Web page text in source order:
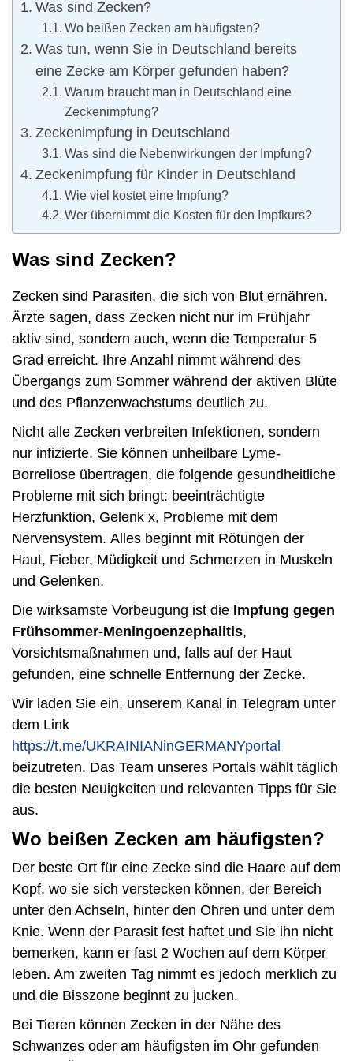
Was sind Zecken?
Wo beißen Zecken am häufigsten?
Was tun, wenn Sie in Deutschland bereits
eine Zecke am Körper gefunden haben?
Warum braucht man in Deutschland eine
Zeckenimpfung?
Zeckenimpfung in Deutschland
Was sind die Nebenwirkungen der Impfung?
Zeckenimpfung für Kinder in Deutschland
Wie viel kostet eine Impfung?
Wer übernimmt die Kosten für den Impfkurs?
Was sind Zecken?
Zecken sind Parasiten, die sich von Blut ernähren.
Ärzte sagen, dass Zecken nicht nur im Frühjahr
aktiv sind, sondern auch, wenn die Temperatur 5
Grad erreicht. Ihre Anzahl nimmt während des
Übergangs zum Sommer während der aktiven Blüte
und des Pflanzenwachstums deutlich zu.
Nicht alle Zecken verbreiten Infektionen, sondern
nur infizierte. Sie können unheilbare Lyme-
Borreliose übertragen, die folgende gesundheitliche
Probleme mit sich bringt: beeinträchtigte
Herzfunktion, Gelenk x, Probleme mit dem
Nervensystem. Alles beginnt mit Rötungen der
Haut, Fieber, Müdigkeit und Schmerzen in Muskeln
und Gelenken.
Die wirksamste Vorbeugung ist die Impfung gegen
Frühsommer-Meningoenzephalitis,
Vorsichtsmaßnahmen und, falls auf der Haut
gefunden, eine schnelle Entfernung der Zecke.
Wir laden Sie ein, unserem Kanal in Telegram unter
dem Link
https://t.me/UKRAINIANinGERMANYportal
beizutreten. Das Team unseres Portals wählt täglich
die besten Neuigkeiten und relevanten Tipps für Sie
aus.
Wo beißen Zecken am häufigsten?
Der beste Ort für eine Zecke sind die Haare auf dem
Kopf, wo sie sich verstecken können, der Bereich
unter den Achseln, hinter den Ohren und unter dem
Knie. Wenn der Parasit fest haftet und Sie ihn nicht
bemerken, kann er fast 2 Wochen auf dem Körper
leben. Am zweiten Tag nimmt es jedoch merklich zu
und die Bisszone beginnt zu jucken.
Bei Tieren können Zecken in der Nähe des
Schwanzes oder am häufigsten im Ohr gefunden